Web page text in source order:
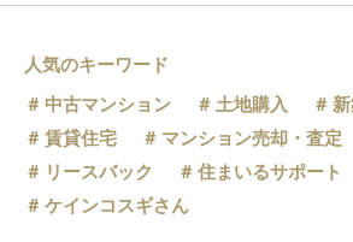
人気のキーワード
中古マンション
土地購入
賃貸住宅
マンション売却・査定
リースバック
住まいるサポート
ケインコスギさん